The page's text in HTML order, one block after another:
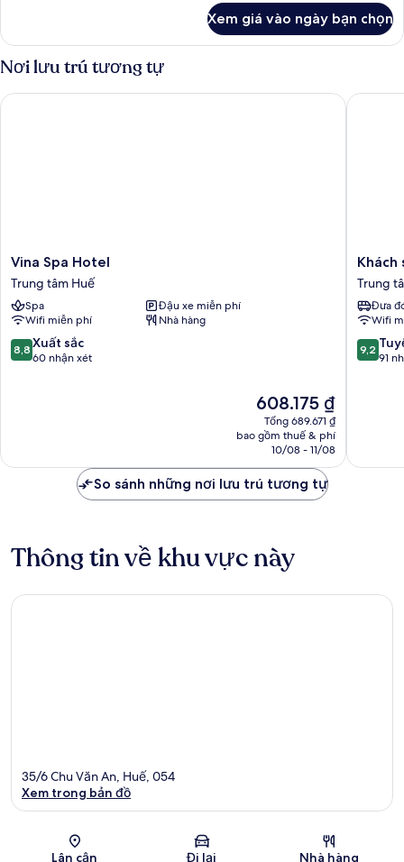
Phòng
đơn
cơ
bản
Xem giá vào ngày bạn chọn
Nơi lưu trú tương tự
Vina
Spa
Hotel
Trung
tâm
Huế
Vina Spa Hotel
Trung tâm Huế
Spa
Đậu xe miễn phí
Wifi miễn phí
Nhà hàng
8.8
trên
8,8 Xuất sắc
60 nhận xét
Giá
hiện
tại
608.175 ₫
608.175 ₫
Tổng 689.671 ₫
bao gồm thuế & phí
10/08 - 11/08
Vina Spa Hotel
Khách
sạn
Sunny
A
Trung
tâm
Huế
Khách
Trung
Đưa
Wifi
9.2
trên
9,2
91
Khách
So sánh những nơi lưu trú tương tự
Thông tin về khu vực này
Bản đồ
35/6 Chu Văn An, Huế, 054
Xem trong bản đồ
Lân cận Đi lại Nhà hàng